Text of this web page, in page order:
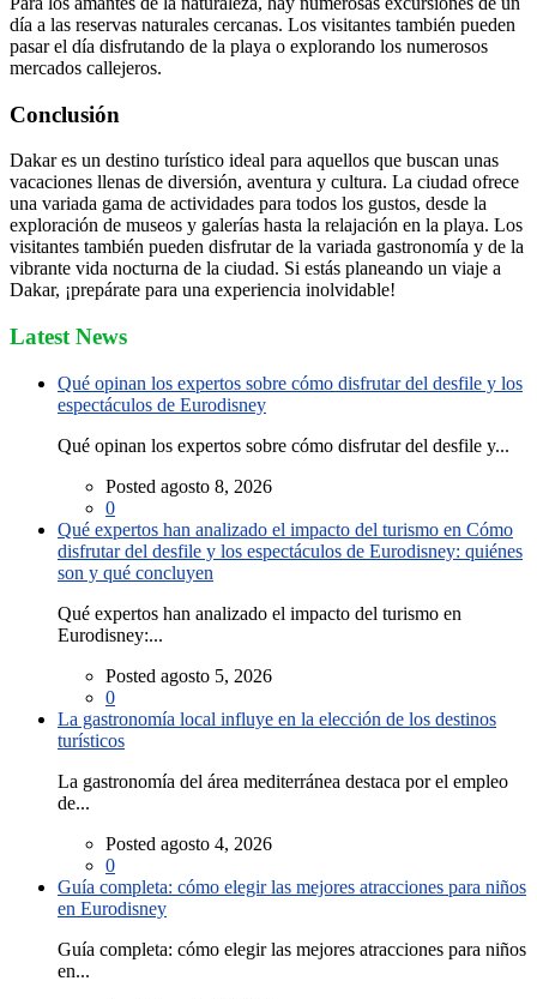
día a las reservas naturales cercanas. Los visitantes también pueden
pasar el día disfrutando de la playa o explorando los numerosos
mercados callejeros.
Conclusión
Dakar es un destino turístico ideal para aquellos que buscan unas
vacaciones llenas de diversión, aventura y cultura. La ciudad ofrece
una variada gama de actividades para todos los gustos, desde la
exploración de museos y galerías hasta la relajación en la playa. Los
visitantes también pueden disfrutar de la variada gastronomía y de la
vibrante vida nocturna de la ciudad. Si estás planeando un viaje a
Dakar, ¡prepárate para una experiencia inolvidable!
Latest News
Qué opinan los expertos sobre cómo disfrutar del desfile y los
espectáculos de Eurodisney
Qué opinan los expertos sobre cómo disfrutar del desfile y...
Posted agosto 8, 2026
0
Qué expertos han analizado el impacto del turismo en Cómo
disfrutar del desfile y los espectáculos de Eurodisney: quiénes
son y qué concluyen
Qué expertos han analizado el impacto del turismo en
Eurodisney:...
Posted agosto 5, 2026
0
La gastronomía local influye en la elección de los destinos
turísticos
La gastronomía del área mediterránea destaca por el empleo
de...
Posted agosto 4, 2026
0
Guía completa: cómo elegir las mejores atracciones para niños
en Eurodisney
Guía completa: cómo elegir las mejores atracciones para niños
en...